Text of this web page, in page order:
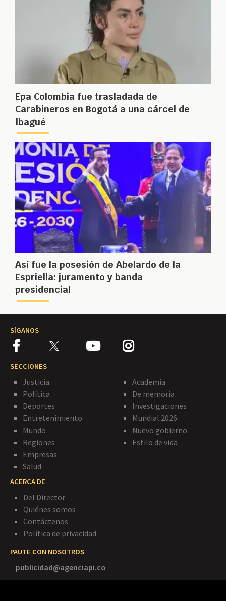
Epa Colombia fue trasladada de
Carabineros en Bogotá a una cárcel de
Ibagué
Así fue la posesión de Abelardo de la
Espriella: juramento y banda
presidencial
SÍGANOS
SECCIONES
Justicia
Política
Deportes
Entretenimiento
Mundo
Regiones
Empresas
Salud
Academia
De memoria
Investigaciones
Mundial 2026
Nuevo gobierno
Estilo de vida
ACERCA DE
Del Director
Quiénes somos
Contáctenos
Política de privacidad
PAUTE CON NOSOTROS
publicidad@agenciapi.co